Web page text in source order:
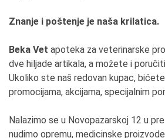
Htela sam da pokažem svoj pun
bombardovanje, gde sam shvatila
da bi se čekalo.
2. Da li ste oduvek želeli da se
Uvek sam želela da se bavim
Znanje i poštenje je naša krilatica.
Beka Vet apoteka za veterinarske
dve hiljade artikala, a možete i
Ukoliko ste naš redovan kupac,
promocijama, akcijama, specijalnim
Nalazimo se u Novopazarskoj 12 u
nudimo opremu, medicinske